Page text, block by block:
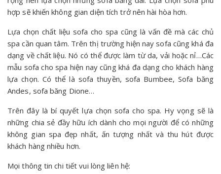
hợp sẽ khiến không gian diện tích trở nên hài hòa hơn.
Lựa chọn chất liệu sofa cho spa cũng là vấn đề mà các chủ
spa cần quan tâm. Trên thị trường hiện nay sofa cũng khá đa
dạng về chất liệu. Nó có thể được làm từ da, vải hoặc nỉ…Các
mẫu sofa cho spa hiện nay cũng khá đa dạng cho khách hàng
lựa chọn. Có thể là sofa thuyền, sofa Bumbee, Sofa băng
Andes, sofa băng Dione…
Trên đây là bí quyết lựa chọn sofa cho spa. Hy vọng sẽ là
những chia sẻ đầy hữu ích dành cho mọi người để có những
không gian spa đẹp nhất, ấn tượng nhất và thu hút được
khách hàng nhiều hơn.
Mọi thông tin chi tiết vui lòng liên hệ: